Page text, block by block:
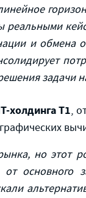
реальными
и обмена
задачи
холдинга Т1,
но этот
основного